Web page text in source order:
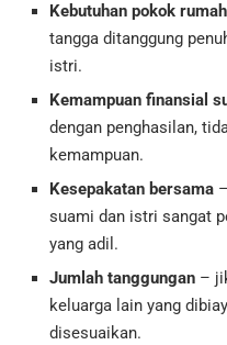
Kebutuhan pokok
tangga ditanggung
istri.
Kemampuan finansial
dengan penghasilan,
kemampuan.
Kesepakatan bersama
suami dan istri sangat
yang adil.
Jumlah tanggungan –
keluarga lain yang
disesuaikan.